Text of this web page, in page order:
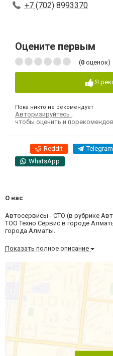
+7 (702) 8993370
Оцените первым
(0 оценок)
Я
Пока никто не рекомендует
Авторизируйтесь
чтобы оценить и
Reddit Telegram
WhatsApp
О нас
Автосервисы - СТО (в рубрике
ТОО Техно Сервис в городе
города Алматы.
Показать полное описание